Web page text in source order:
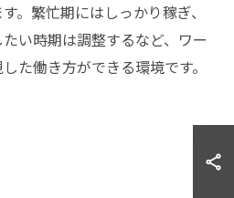
。繁忙期にはしっかり稼ぎ、
い時期は調整するなど、ワー
た働き方ができる環境です。